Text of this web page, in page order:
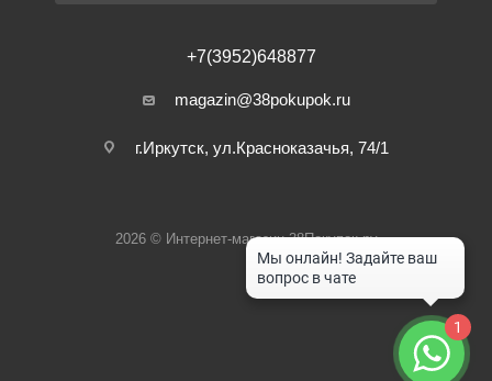
+7(3952)648877
magazin@38pokupok.ru
г.Иркутск, ул.Красноказачья, 74/1
2026 © Интернет-магазин 38Покупок.ру
1